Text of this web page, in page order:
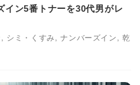
イン5番トナーを30代男がレ
, シミ・くすみ,ナンバーズイン,乾